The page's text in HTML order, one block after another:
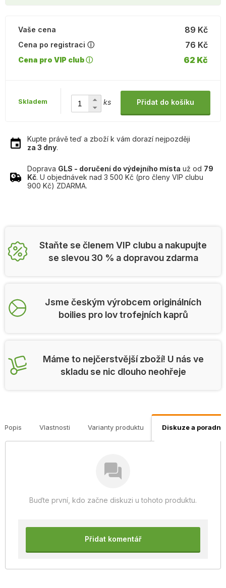
89 Kč
Vaše cena
Cena po registraci ⓘ
76 Kč
Cena pro VIP club ⓘ 62 Kč
Skladem ks Přidat do košíku
Kupte právě teď a zboží k vám dorazí nejpozději
za 3 dny.
Doprava GLS - doručení do výdejního místa už od 79
Kč. U objednávek nad 3 500 Kč (pro členy VIP clubu
900 Kč) ZDARMA.
Staňte se členem VIP clubu a nakupujte
se slevou 30 % a dopravou zdarma
Jsme českým výrobcem originálních
boilies pro lov trofejních kaprů
Máme to nejčerstvější zboží! U nás ve
skladu se nic dlouho neohřeje
Popis Vlastnosti Varianty produktu Diskuze a poradna
Buďte první, kdo začne diskuzi u tohoto produktu.
Přidat komentář